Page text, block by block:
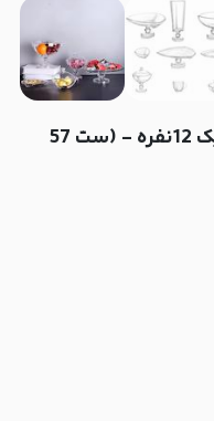
سرویس‌ پذیرایی کریستال سلتیک 12نفره - (ست 57